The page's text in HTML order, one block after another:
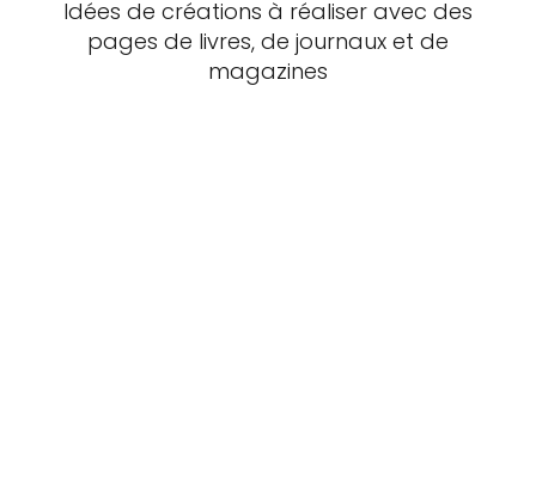
Idées de créations à réaliser avec des
pages de livres, de journaux et de
magazines